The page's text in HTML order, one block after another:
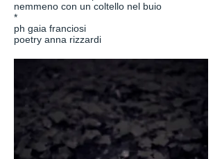
nemmeno con un coltello nel buio
*
ph gaia franciosi
poetry anna rizzardi